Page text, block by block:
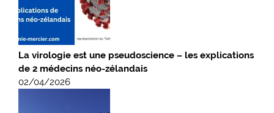
La virologie est une pseudoscience – les explications
de 2 médecins néo-zélandais
02/04/2026